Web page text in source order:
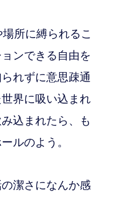
所に縛られるこ
ンできる自由を
れずに意思疎通
界に吸い込まれ
込まれたら、も
ルのよう。
潔さになんか感